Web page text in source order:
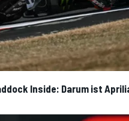
Inside: Darum ist